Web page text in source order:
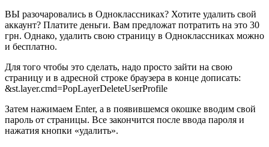
ВЫ разочаровались в Одноклассниках? Хотите удалить свой
аккаунт? Платите деньги. Вам предложат потратить на это 30
грн. Однако, удалить свою страницу в Одноклассниках можно
и бесплатно.
Для того чтобы это сделать, надо просто зайти на свою
страницу и в адресной строке браузера в конце дописать:
&st.layer.cmd=PopLayerDeleteUserProfile
Затем нажимаем Enter, а в появившемся окошке вводим свой
пароль от страницы. Все закончится после ввода пароля и
нажатия кнопки «удалить».